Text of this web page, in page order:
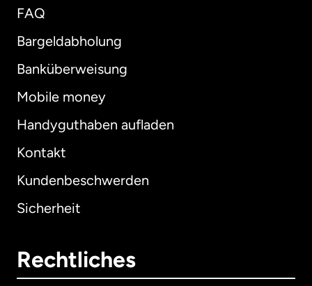
FAQ
Bargeldabholung
Banküberweisung
Mobile money
Handyguthaben aufladen
Kontakt
Kundenbeschwerden
Sicherheit
Rechtliches